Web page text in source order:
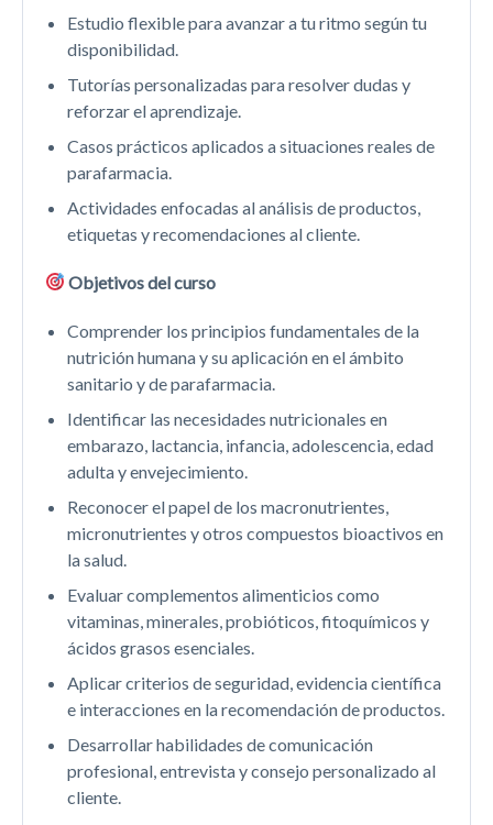
Estudio flexible para avanzar a tu ritmo según tu
disponibilidad.
Tutorías personalizadas para resolver dudas y
reforzar el aprendizaje.
Casos prácticos aplicados a situaciones reales de
parafarmacia.
Actividades enfocadas al análisis de productos,
etiquetas y recomendaciones al cliente.
Objetivos del curso
Comprender los principios fundamentales de la
nutrición humana y su aplicación en el ámbito
sanitario y de parafarmacia.
Identificar las necesidades nutricionales en
embarazo, lactancia, infancia, adolescencia, edad
adulta y envejecimiento.
Reconocer el papel de los macronutrientes,
micronutrientes y otros compuestos bioactivos en
la salud.
Evaluar complementos alimenticios como
vitaminas, minerales, probióticos, fitoquímicos y
ácidos grasos esenciales.
Aplicar criterios de seguridad, evidencia científica
e interacciones en la recomendación de productos.
Desarrollar habilidades de comunicación
profesional, entrevista y consejo personalizado al
cliente.